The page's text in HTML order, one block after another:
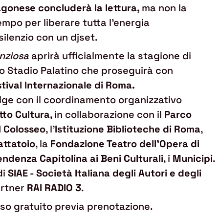
concluderà la lettura, ma non la
per liberare tutta l’energia
con un djset.
aprirà ufficialmente la stagione di
Stadio Palatino che proseguirà con
Internazionale di Roma.
con il coordinamento organizzativo
Cultura, in collaborazione con il Parco
, l’Istituzione Biblioteche di Roma,
, la Fondazione Teatro dell’Opera di
Capitolina ai Beni Culturali, i Municipi.
SIAE - Società Italiana degli Autori e degli
RAI RADIO 3.
gratuito previa prenotazione.